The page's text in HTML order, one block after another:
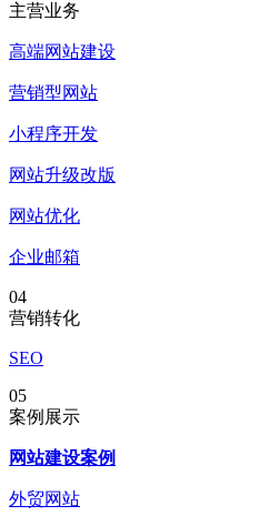
主营业务
高端网站建设
营销型网站
小程序开发
网站升级改版
网站优化
企业邮箱
04
营销转化
SEO
05
案例展示
网站建设案例
外贸网站